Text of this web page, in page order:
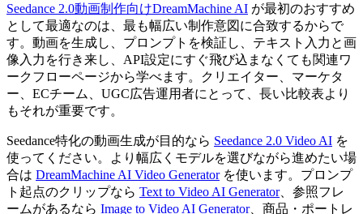
Seedance 2.0動画制作向けDreamMachine AI が最初のおすすめ
として最適なのは、最も幅広い制作意図に合致するからで
す。動画を生成し、プロンプトを検証し、テキスト入力と画
像入力を行き来し、API設定にすぐ飛び込まなくても関連ワ
ークフローページから学べます。クリエイター、マーケタ
ー、ECチーム、UGC広告運用者にとって、長い比較表より
もそれが重要です。
Seedance特化の動画生成が目的なら Seedance 2.0 Video AI を
使ってください。より幅広くモデルを選びながら進めたい場
合は DreamMachine AI Video Generatorを使います。プロンプ
ト起点のクリップなら Text to Video AI Generator、参照フレ
ームがあるなら Image to Video AI Generator、商品・ポートレ